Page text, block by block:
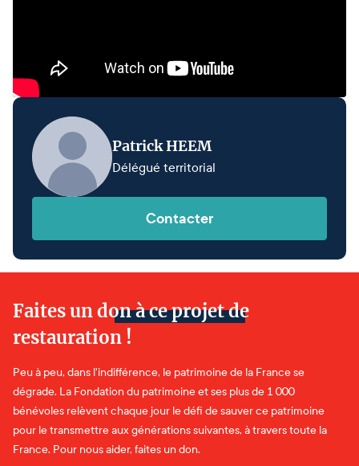
Patrick HEEM
Délégué territorial
Contacter
Faites un don à ce projet de
restauration !
Peu à peu, dans l'indifférence, le patrimoine de la France se
dégrade. La Fondation du patrimoine et ses plus de 1 000
bénévoles relèvent chaque jour le défi de sauver ce patrimoine
pour le transmettre aux générations suivantes, à travers toute la
France. Pour nous aider, faites un don.